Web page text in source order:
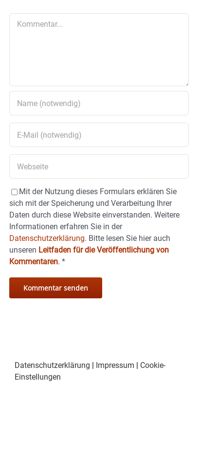
Mit der Nutzung dieses Formulars erklären Sie
sich mit der Speicherung und Verarbeitung Ihrer
Daten durch diese Website einverstanden. Weitere
Informationen erfahren Sie in der
Datenschutzerklärung. Bitte lesen Sie hier auch
unseren Leitfaden für die Veröffentlichung von
Kommentaren. *
Datenschutzerklärung Impressum
Cookie-
Einstellungen